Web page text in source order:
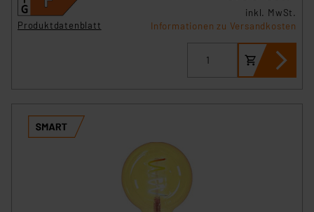
Produktdatenblatt
inkl. MwSt.
Informationen zu Versandkosten